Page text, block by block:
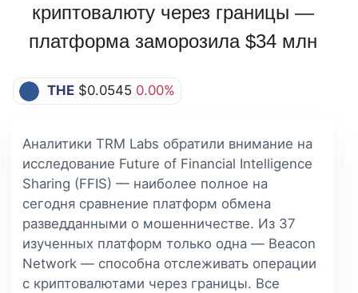
криптовалюту через границы —
платформа заморозила $34 млн
THE $0.0545 0.00%
Аналитики TRM Labs обратили внимание на
исследование Future of Financial Intelligence
Sharing (FFIS) — наиболее полное на
сегодня сравнение платформ обмена
разведданными о мошенничестве. Из 37
изученных платформ только одна — Beacon
Network — способна отслеживать операции
с криптовалютами через границы. Все